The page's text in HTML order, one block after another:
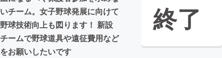
いチーム。女子野球発展に向けて
野球技術向上も図ります！ 新設
チームで野球道具や遠征費用など
をお願いしたいです
終了